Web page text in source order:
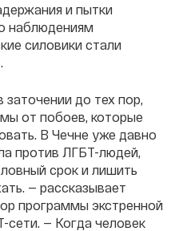
и пытки
наблюдениям
силовики стали
до тех пор,
от побоев, которые
В Чечне уже давно
против ЛГБТ-людей,
срок и лишить
— рассказывает
программы экстренной
— Когда человек